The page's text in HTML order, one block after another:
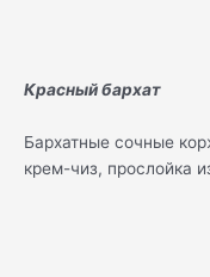
Красный бархат
Бархатные сочные
крем-чиз, прослойка